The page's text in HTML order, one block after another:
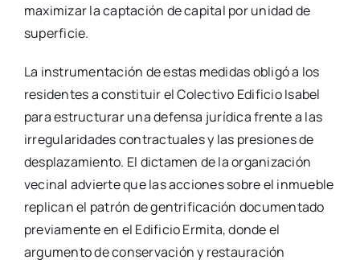
maximizar la captación de capital por unidad de
superficie.
La instrumentación de estas medidas obligó a los
residentes a constituir el Colectivo Edificio Isabel
para estructurar una defensa jurídica frente a las
irregularidades contractuales y las presiones de
desplazamiento. El dictamen de la organización
vecinal advierte que las acciones sobre el inmueble
replican el patrón de gentrificación documentado
previamente en el Edificio Ermita, donde el
argumento de conservación y restauración